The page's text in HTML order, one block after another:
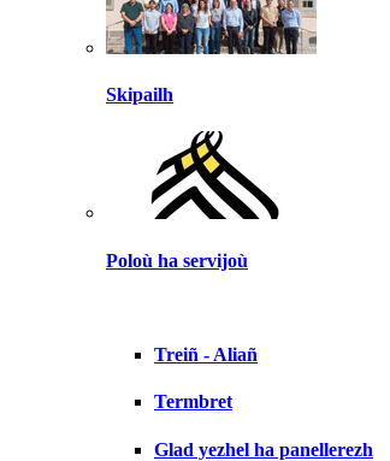
Skipailh
Poloù ha servijoù
Treiñ - Aliañ
Termbret
Glad yezhel ha panellerezh